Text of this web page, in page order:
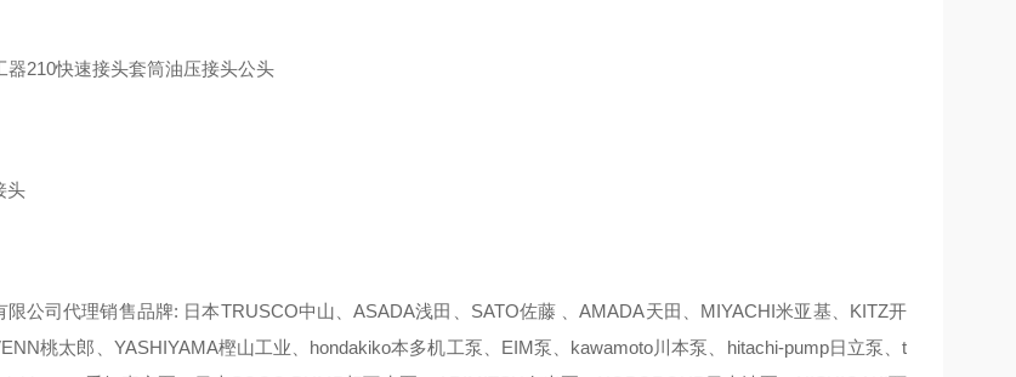
头
限公司代理销售品牌: 日本TRUSCO中山、ASADA浅田、SATO佐藤 、AMADA天田、MIYACHI米亚基、KITZ开
桃太郎、YASHIYAMA樫山工业、hondakiko本多机工泵、EIM泵、kawamoto川本泵、hitachi-pump日立泵、t